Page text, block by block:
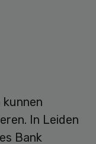
kunnen
In Leiden
Bank